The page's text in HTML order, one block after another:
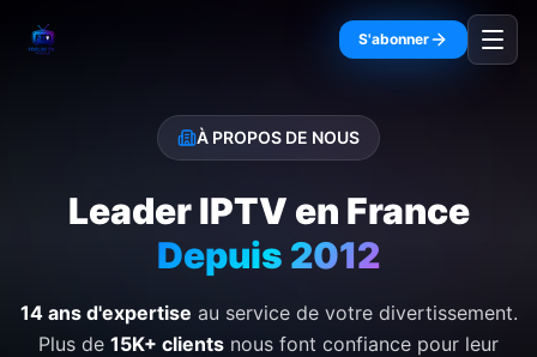
Aller au contenu principal
S'abonner
À PROPOS DE NOUS
Leader IPTV en France
Depuis 2012
14 ans d'expertise au service de votre divertissement.
Plus de 15K+ clients nous font confiance pour leur